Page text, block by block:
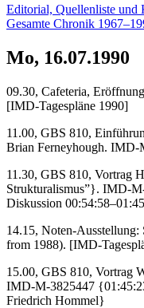
Editorial, Quellenliste und
Gesamte Chronik
Mo, 16.07.1990
09.30, Cafeteria,
[IMD-Tagespläne 1990]
11.00, GBS 810,
Brian Ferneyhough.
11.30, GBS 810, Vortrag
Strukturalismus”}. IMD-
Diskussion
14.15, Noten-Ausstellung:
from 1988). [IMD-
15.00, GBS 810, Vortrag
IMD-M-3825447
Friedrich Hommel}